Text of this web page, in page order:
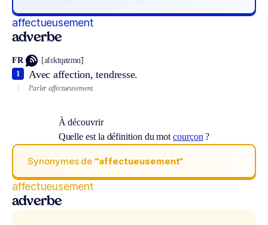
affectueusement
adverbe
FR [afɛktɥøzmɑ̃]
Avec affection, tendresse.
1
Parler affectueusement.
À découvrir
Quelle est la définition du motcourçon ?
Synonymes de “affectueusement“
affectueusement
adverbe